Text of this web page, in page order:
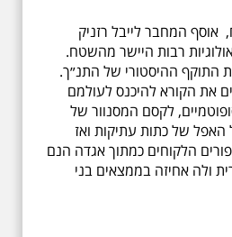
המחבר לייבל רזניק
רבות היישר מהשטח.
התוקף ההיסטורי של התנ״ך.
את הקורא להיכנס לעולמם
לקסם המסנוור של
האפל של כתות עתיקות ואז
הלקוחים כמתוך אגדה הנם
ולה אחיזה בממצאים בני